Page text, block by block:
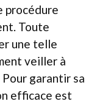
procédure
Toute
une telle
veiller à
garantir sa
efficace est